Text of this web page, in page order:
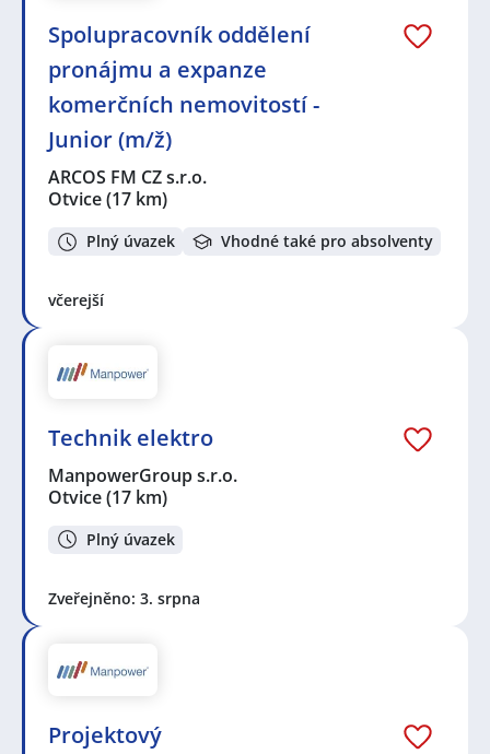
Spolupracovník oddělení
pronájmu a expanze
komerčních nemovitostí -
Junior (m/ž)
ARCOS FM CZ s.r.o.
Otvice(17 km)
Plný úvazek Vhodné také pro absolventy
včerejší
Technik elektro
ManpowerGroup s.r.o.
Otvice(17 km)
Plný úvazek
Zveřejněno: 3. srpna
Projektový